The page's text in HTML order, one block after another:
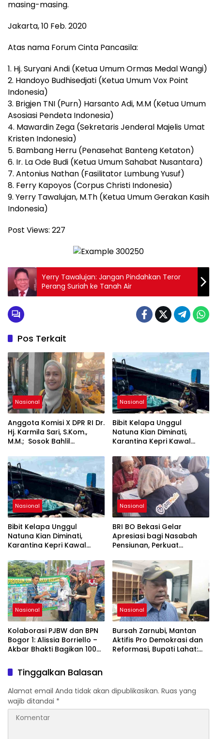
masing-masing.
Jakarta, 10 Feb. 2020
Atas nama Forum Cinta Pancasila:
1. Hj. Suryani Andi (Ketua Umum Ormas Medal Wangi)
2. Handoyo Budhisedjati (Ketua Umum Vox Point
Indonesia)
3. Brigjen TNI (Purn) Harsanto Adi, M.M (Ketua Umum
Asosiasi Pendeta Indonesia)
4. Mawardin Zega (Sekretaris Jenderal Majelis Umat
Kristen Indonesia)
5. Bambang Herru (Penasehat Banteng Ketaton)
6. Ir. La Ode Budi (Ketua Umum Sahabat Nusantara)
7. Antonius Nathan (Fasilitator Lumbung Yusuf)
8. Ferry Kapoyos (Corpus Christi Indonesia)
9. Yerry Tawalujan, M.Th (Ketua Umum Gerakan Kasih
Indonesia)
Post Views: 227
Yerry Tawalujan: Jangan Pindahkan Teror
Perang Suriah ke Tanah Air
Pos Terkait
Nasional
Anggota Komisi X DPR RI Dr.
Hj. Karmila Sari, S.Kom.,
M.M.; Sosok Bahlil
Sumber Inspirasi bagi
Generasi Muda, Pelaku
Usaha, Pemerintah,
maupun Pemangku
Kepentingan lainnya untuk
bersama-sama
Memberikan Kontribusi
bagi Pembangunan
Nasional.
Nasional
Bibit Kelapa Unggul
Natuna Kian Diminati,
Karantina Kepri Kawal
Bintan
Nasional
Bibit Kelapa Unggul
Natuna Kian Diminati,
Karantina Kepri Kawal
Bintan
Nasional
BRI BO Bekasi Gelar
Apresiasi bagi Nasabah
Pensiunan, Perkuat
Nasional
Kolaborasi PJBW dan BPN
Bogor 1: Alissia Borriello –
Akbar Bhakti Bagikan 100
Cibinong
Nasional
Bursah Zarnubi, Mantan
Aktifis Pro Demokrasi dan
Reformasi, Bupati Lahat:
Demokrasi, Keadilan, dan
Nilai-nilai Kemanusiaan
Tinggalkan Balasan
Alamat email Anda tidak akan dipublikasikan. Ruas yang
wajib ditandai *